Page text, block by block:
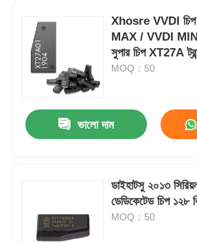
Xhosre VVDI
MAX / VVDI
সুপার চিপ XT27A
MOQ：50
ভালো দাম
ডাইহাটসু ২০১৩
ডেডিকেটেড চিপ ১২৮
MOQ：50